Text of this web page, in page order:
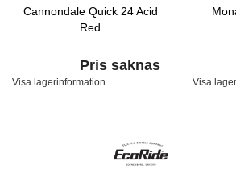
Cannondale Quick 24 Acid
Red
Pris saknas
Visa lagerinformation Visa